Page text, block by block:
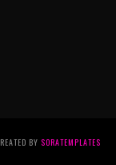
BY SORATEMPLATES